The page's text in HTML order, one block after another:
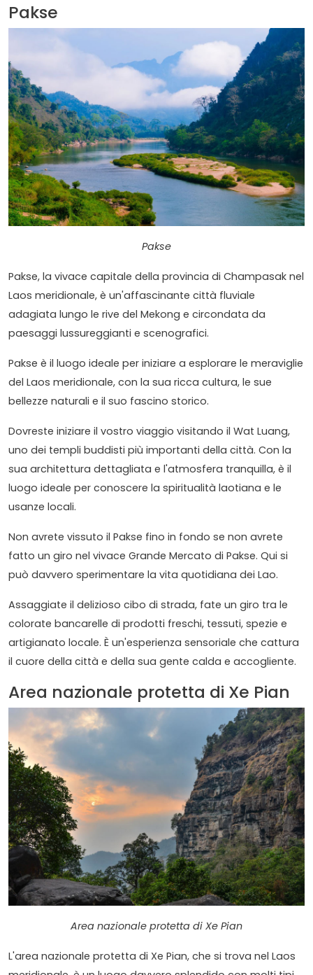
Pakse
Pakse
Pakse, la vivace capitale della provincia di Champasak nel
Laos meridionale, è un'affascinante città fluviale
adagiata lungo le rive del Mekong e circondata da
paesaggi lussureggianti e scenografici.
Pakse è il luogo ideale per iniziare a esplorare le meraviglie
del Laos meridionale, con la sua ricca cultura, le sue
bellezze naturali e il suo fascino storico.
Dovreste iniziare il vostro viaggio visitando il Wat Luang,
uno dei templi buddisti più importanti della città. Con la
sua architettura dettagliata e l'atmosfera tranquilla, è il
luogo ideale per conoscere la spiritualità laotiana e le
usanze locali.
Non avrete vissuto il Pakse fino in fondo se non avrete
fatto un giro nel vivace Grande Mercato di Pakse. Qui si
può davvero sperimentare la vita quotidiana dei Lao.
Assaggiate il delizioso cibo di strada, fate un giro tra le
colorate bancarelle di prodotti freschi, tessuti, spezie e
artigianato locale. È un'esperienza sensoriale che cattura
il cuore della città e della sua gente calda e accogliente.
Area nazionale protetta di Xe Pian
Area nazionale protetta di Xe Pian
L'area nazionale protetta di Xe Pian, che si trova nel Laos